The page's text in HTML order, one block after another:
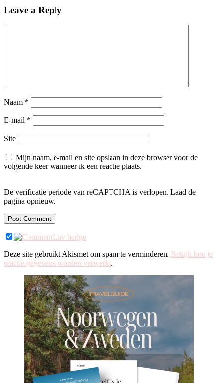
Leave a Reply
Naam *
E-mail *
Site
Mijn naam, e-mail en site opslaan in deze browser voor de
volgende keer wanneer ik een reactie plaats.
De verificatie periode van reCAPTCHA is verlopen. Laad de
pagina opnieuw.
Deze site gebruikt Akismet om spam te verminderen. Bekijk hoe je
reactie gegevens worden verwerkt.